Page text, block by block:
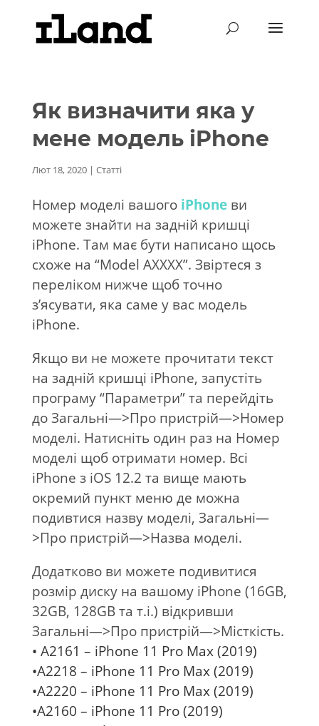
Як визначити яка у
мене модель iPhone
Лют 18, 2020| Статті
Номер моделі вашого iPhoneви
можете знайти на задній кришці
iPhone. Там має бути написано щось
схоже на “Model AXXXX”. Звіртеся з
переліком нижче щоб точно
з’ясувати, яка саме у вас модель
iPhone.
Якщо ви не можете прочитати текст
на задній кришці iPhone, запустіть
програму “Параметри” та перейдіть
до Загальні—>Про пристрій—>Номер
моделі. Натисніть один раз на Номер
моделі щоб отримати номер. Всі
iPhone з iOS 12.2 та вище мають
окремий пункт меню де можна
подивтися назву моделі, Загальні—
>Про пристрій—>Назва моделі.
Додатково ви можете подивитися
розмір диску на вашому iPhone (16GB,
32GB, 128GB та т.і.) відкривши
Загальні—>Про пристрій—>Місткість.
• A2161 – iPhone 11 Pro Max (2019)
•A2218 – iPhone 11 Pro Max (2019)
•A2220 – iPhone 11 Pro Max (2019)
•A2160 – iPhone 11 Pro (2019)